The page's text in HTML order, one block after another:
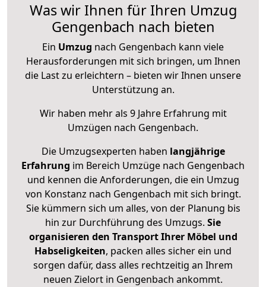
Was wir Ihnen für Ihren Umzug
Gengenbach nach bieten
Ein Umzug nach Gengenbach kann viele
Herausforderungen mit sich bringen, um Ihnen
die Last zu erleichtern – bieten wir Ihnen unsere
Unterstützung an.
Wir haben mehr als 9 Jahre Erfahrung mit
Umzügen nach Gengenbach.
Die Umzugsexperten haben langjährige
Erfahrung im Bereich Umzüge nach Gengenbach
und kennen die Anforderungen, die ein Umzug
von Konstanz nach Gengenbach mit sich bringt.
Sie kümmern sich um alles, von der Planung bis
hin zur Durchführung des Umzugs. Sie
organisieren den Transport Ihrer Möbel und
Habseligkeiten, packen alles sicher ein und
sorgen dafür, dass alles rechtzeitig an Ihrem
neuen Zielort in Gengenbach ankommt.